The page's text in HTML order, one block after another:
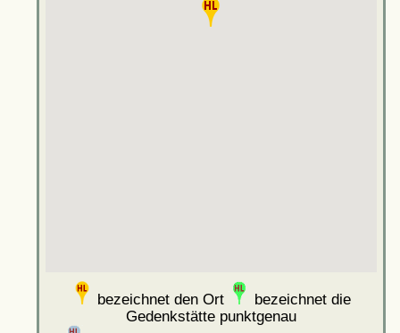
bezeichnet den Ort
bezeichnet die
Gedenkstätte punktgenau